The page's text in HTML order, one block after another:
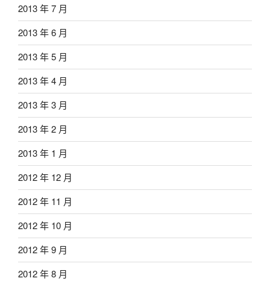
2013 年 7 月
2013 年 6 月
2013 年 5 月
2013 年 4 月
2013 年 3 月
2013 年 2 月
2013 年 1 月
2012 年 12 月
2012 年 11 月
2012 年 10 月
2012 年 9 月
2012 年 8 月